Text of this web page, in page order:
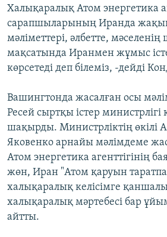
Халықаралық Атом энергетика
сарапшыларының Иранда
мәліметтері, әлбетте,
мақсатында Иранмен жұмыс
көрсетеді деп білеміз, -дейді
Вашингтонда жасалған осы
Ресей сыртқы істер министрлігі
шақырды. Министрліктің өкілі
Яковенко арнайы мәлімдеме
Атом энергетика агенттігінің
жөн, Иран "Атом қаруын
халықаралық келісімге
халықаралық мәртебесі бар
айтты.